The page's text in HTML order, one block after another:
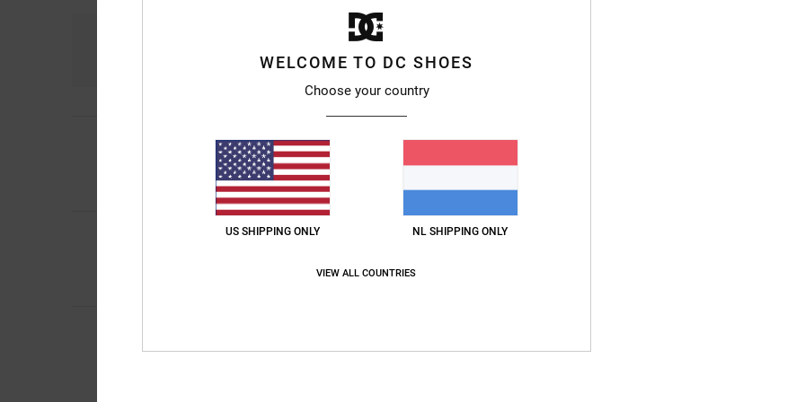
Stephanie
Look good traiiners
Comfort
Kirsty
Comfort : 5 Prijs-kwaliteitverhouding
5/5
Toon origineel - Dutch
WELCOME TO DC SHOES
Choose your country
US SHIPPING ONLY NL SHIPPING ONLY
VIEW ALL COUNTRIES